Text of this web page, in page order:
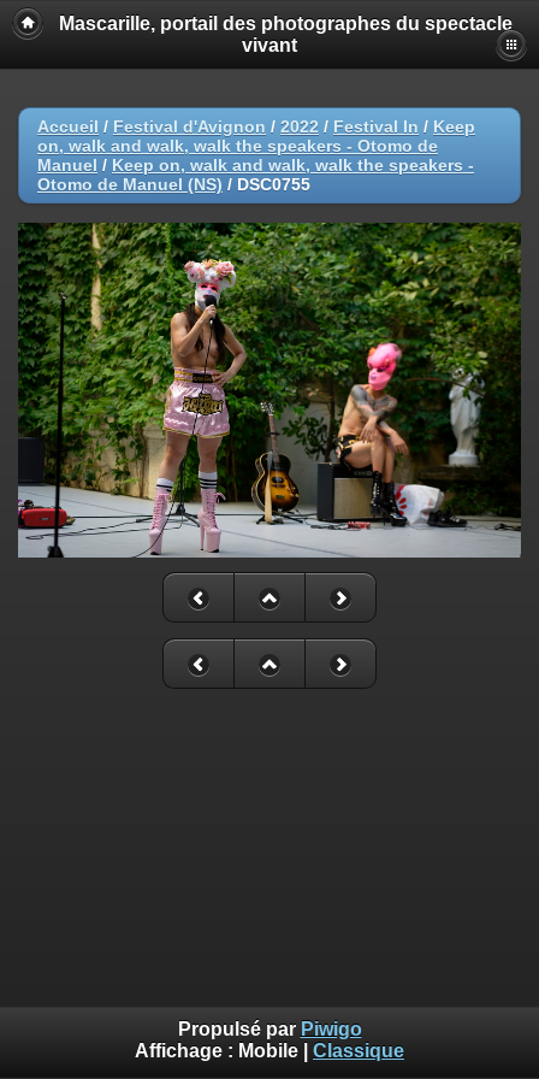
Mascarille, portail des photographes du spectacle
vivant
Accueil / Festival d'Avignon / 2022 / Festival In / Keep
on, walk and walk, walk the speakers - Otomo de
Manuel / Keep on, walk and walk, walk the speakers -
Otomo de Manuel (NS) / DSC0755
Propulsé par Piwigo
Affichage : Mobile Classique